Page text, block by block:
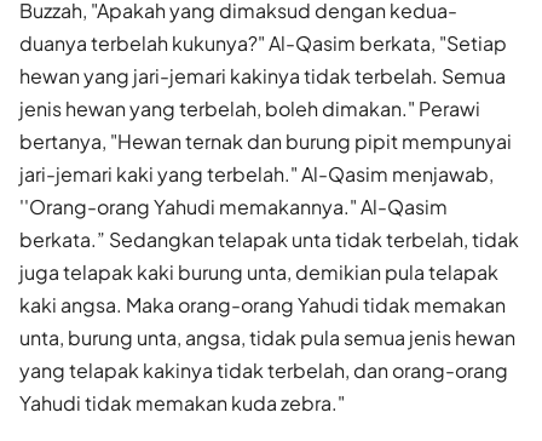
Buzzah, "Apakah yang dimaksud dengan kedua-
duanya terbelah kukunya?" Al-Qasim berkata, "Setiap
hewan yang jari-jemari kakinya tidak terbelah. Semua
jenis hewan yang terbelah, boleh dimakan." Perawi
bertanya, "Hewan ternak dan burung pipit mempunyai
jari-jemari kaki yang terbelah." Al-Qasim menjawab,
''Orang-orang Yahudi memakan­nya." Al-Qasim
berkata.” Sedangkan telapak unta tidak terbelah, tidak
juga telapak kaki burung unta, demikian pula telapak
kaki angsa. Maka orang-orang Yahudi tidak memakan
unta, burung unta, angsa, tidak pula semua jenis hewan
yang telapak kakinya tidak terbelah, dan orang-orang
Yahudi tidak memakan kuda zebra."